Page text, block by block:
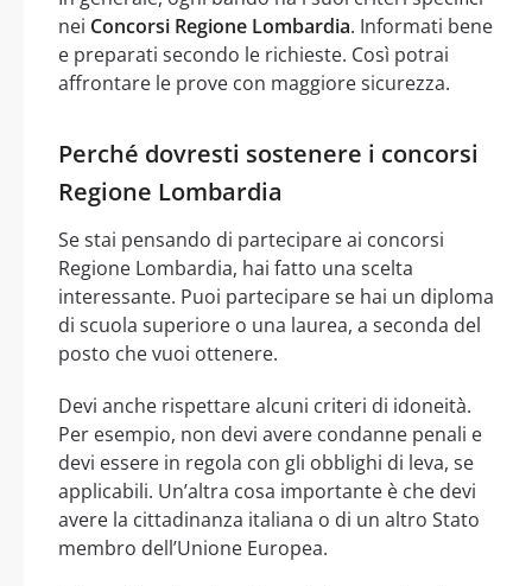
nei Concorsi Regione Lombardia. Informati bene
e preparati secondo le richieste. Così potrai
affrontare le prove con maggiore sicurezza.
Perché dovresti sostenere i concorsi
Regione Lombardia
Se stai pensando di partecipare ai concorsi
Regione Lombardia, hai fatto una scelta
interessante. Puoi partecipare se hai un diploma
di scuola superiore o una laurea, a seconda del
posto che vuoi ottenere.
Devi anche rispettare alcuni criteri di idoneità.
Per esempio, non devi avere condanne penali e
devi essere in regola con gli obblighi di leva, se
applicabili. Un’altra cosa importante è che devi
avere la cittadinanza italiana o di un altro Stato
membro dell’Unione Europea.